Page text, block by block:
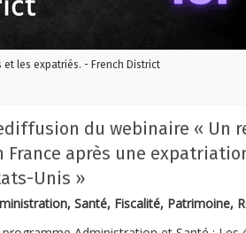
et les expatriés. - French District
du webinaire « Un
France après une
Unis »
Santé, Fiscalité, Patrimoine,